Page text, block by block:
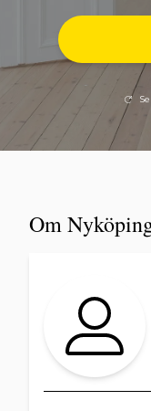
Om